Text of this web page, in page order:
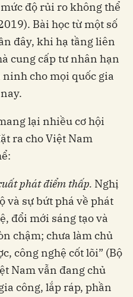
độ rủi ro không thể
Bài học từ một số
đây, khi hạ tầng liên
cung cấp tư nhân hạn
ninh cho mọi quốc gia
lại nhiều cơ hội
ra cho Việt Nam
phát điểm thấp. Nghị
và sự bứt phá về phát
đổi mới sáng tạo và
chậm; chưa làm chủ
công nghệ cốt lõi” (Bộ
Nam vẫn đang chủ
công, lắp ráp, phần